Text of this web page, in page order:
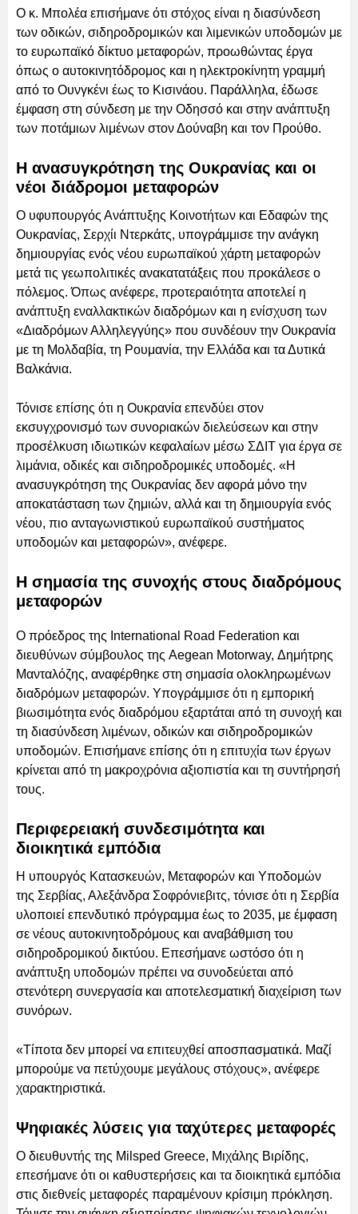
Ο κ. Μπολέα επισήμανε ότι στόχος είναι η διασύνδεση
των οδικών, σιδηροδρομικών και λιμενικών υποδομών με
το ευρωπαϊκό δίκτυο μεταφορών, προωθώντας έργα
όπως ο αυτοκινητόδρομος και η ηλεκτροκίνητη γραμμή
από το Ουνγκένι έως το Κισινάου. Παράλληλα, έδωσε
έμφαση στη σύνδεση με την Οδησσό και στην ανάπτυξη
των ποτάμιων λιμένων στον Δούναβη και τον Προύθο.
Η ανασυγκρότηση της Ουκρανίας και οι
νέοι διάδρομοι μεταφορών
Ο υφυπουργός Ανάπτυξης Κοινοτήτων και Εδαφών της
Ουκρανίας, Σερχίι Ντερκάτς, υπογράμμισε την ανάγκη
δημιουργίας ενός νέου ευρωπαϊκού χάρτη μεταφορών
μετά τις γεωπολιτικές ανακατατάξεις που προκάλεσε ο
πόλεμος. Όπως ανέφερε, προτεραιότητα αποτελεί η
ανάπτυξη εναλλακτικών διαδρόμων και η ενίσχυση των
«Διαδρόμων Αλληλεγγύης» που συνδέουν την Ουκρανία
με τη Μολδαβία, τη Ρουμανία, την Ελλάδα και τα Δυτικά
Βαλκάνια.
Τόνισε επίσης ότι η Ουκρανία επενδύει στον
εκσυγχρονισμό των συνοριακών διελεύσεων και στην
προσέλκυση ιδιωτικών κεφαλαίων μέσω ΣΔΙΤ για έργα σε
λιμάνια, οδικές και σιδηροδρομικές υποδομές. «Η
ανασυγκρότηση της Ουκρανίας δεν αφορά μόνο την
αποκατάσταση των ζημιών, αλλά και τη δημιουργία ενός
νέου, πιο ανταγωνιστικού ευρωπαϊκού συστήματος
υποδομών και μεταφορών», ανέφερε.
Η σημασία της συνοχής στους διαδρόμους
μεταφορών
Ο πρόεδρος της International Road Federation και
διευθύνων σύμβουλος της Aegean Motorway, Δημήτρης
Μανταλόζης, αναφέρθηκε στη σημασία ολοκληρωμένων
διαδρόμων μεταφορών. Υπογράμμισε ότι η εμπορική
βιωσιμότητα ενός διαδρόμου εξαρτάται από τη συνοχή και
τη διασύνδεση λιμένων, οδικών και σιδηροδρομικών
υποδομών. Επισήμανε επίσης ότι η επιτυχία των έργων
κρίνεται από τη μακροχρόνια αξιοπιστία και τη συντήρησή
τους.
Περιφερειακή συνδεσιμότητα και
διοικητικά εμπόδια
Η υπουργός Κατασκευών, Μεταφορών και Υποδομών
της Σερβίας, Αλεξάνδρα Σοφρόνιεβιτς, τόνισε ότι η Σερβία
υλοποιεί επενδυτικό πρόγραμμα έως το 2035, με έμφαση
σε νέους αυτοκινητοδρόμους και αναβάθμιση του
σιδηροδρομικού δικτύου. Επεσήμανε ωστόσο ότι η
ανάπτυξη υποδομών πρέπει να συνοδεύεται από
στενότερη συνεργασία και αποτελεσματική διαχείριση των
συνόρων.
«Τίποτα δεν μπορεί να επιτευχθεί αποσπασματικά. Μαζί
μπορούμε να πετύχουμε μεγάλους στόχους», ανέφερε
χαρακτηριστικά.
Ψηφιακές λύσεις για ταχύτερες μεταφορές
Ο διευθυντής της Milsped Greece, Μιχάλης Βιρίδης,
επεσήμανε ότι οι καθυστερήσεις και τα διοικητικά εμπόδια
στις διεθνείς μεταφορές παραμένουν κρίσιμη πρόκληση.